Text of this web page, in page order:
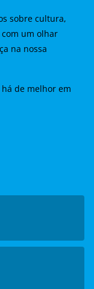
sobre cultura,
um olhar
na nossa
de melhor em